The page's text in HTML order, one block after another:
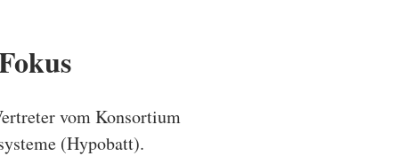
vom Konsortium
(Hypobatt).